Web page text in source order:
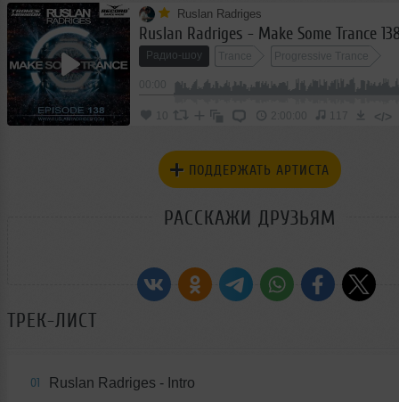
Ruslan Radriges
Радио-шоу Trance Progressive Trance
2:00:00 117 </>
ПОДДЕРЖАТЬ АРТИСТА
РАССКАЖИ ДРУЗЬЯМ
ТРЕК-ЛИСТ
01 Ruslan Radriges - Intro